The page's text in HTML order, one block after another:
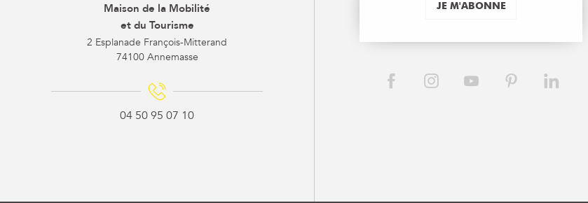
Maison de la Mobilité
et du Tourisme
2 Esplanade François-Mitterand
74100 Annemasse
04 50 95 07 10
JE M'ABONNE